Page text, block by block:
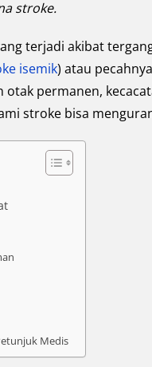
stroke.
terjadi akibat
isemik) atau
otak permanen,
stroke bisa
Medis